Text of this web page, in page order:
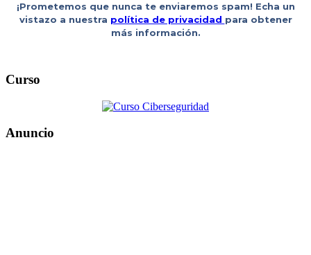
¡Prometemos que nunca te enviaremos spam! Echa un
vistazo a nuestra política de privacidad para obtener
más información.
Curso
Anuncio